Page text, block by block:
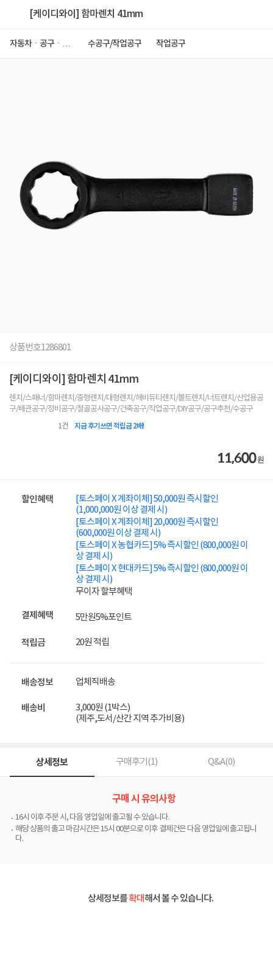
[케이디와이] 함마렌치 41mm
자동차ㆍ공구ㆍ안
수공구/작업공구 작업공구
상품번호1286801
[케이디와이] 함마렌치 41mm
렌치/스패너/함마렌치/중형렌치/대형렌치/헤비듀티렌치/볼트렌치/너트렌치/산업용공
구/배관공구/정비공구/철골공사공구/건축공구/작업공구/DIY공구/공구추천/수공구
1건 지금 후기쓰면 적립금 2배!
11,600원
할인혜택
[토스페이 X 계좌이체] 50,000원 즉시할인
(1,000,000원 이상 결제 시)
[토스페이 X 계좌이체] 20,000원 즉시할인
(600,000원 이상 결제 시)
[토스페이 X 농협카드] 5% 즉시할인 (800,000원 이
상 결제 시)
[토스페이 X 현대카드] 5% 즉시할인 (800,000원 이
상 결제 시)
무이자 할부혜택
결제혜택 5만원5%포인트
적립금 20원 적립
배송정보 업체직배송
배송비
3,000원 (1박스)
(제주,도서/산간 지역 추가비용)
상세정보 구매후기(1) Q&A(0)
구매 시 유의사항
16시 이후 주문 시, 다음 영업일에 출고될 수 있습니다.
해당 상품의 출고 마감시간은 15시 00분으로 이후 결제건은 다음 영업일에 출고됩니
다.
상세정보를확대해서 볼 수 있습니다.